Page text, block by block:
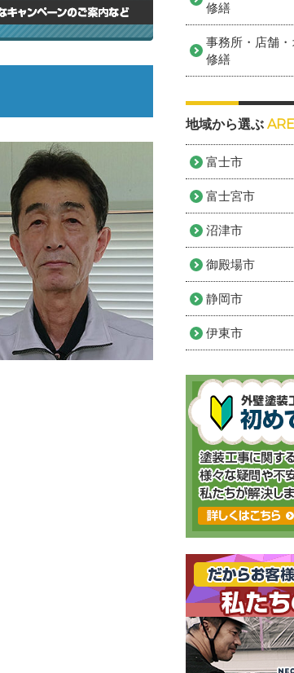
修繕
事務所・店舗・
修繕
地域から選ぶ
富士市
富士宮市
沼津市
御殿場市
静岡市
伊東市